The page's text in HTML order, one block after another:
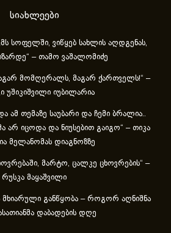
სიახლეები
სოფელში, ვიწყებ სახლის აღდგენას,
– თამო ვაშალომიძე
მომღერალს, მაგარ ქართველს!“ –
უშიკიშვილი იუბილარია
თემაზე საუბარი და ჩემი ბრალია..
არ იცოდა და ნიუსებით გაიგო“ – თიკა
მელანომას დიაგნოზზე
მარ­ტო, ცალ­კე ცხოვ­რე­ბის“ –
რუსკა მაყაშვილი
განწყობა – როგორ აღნიშნა
დაბადების დღე